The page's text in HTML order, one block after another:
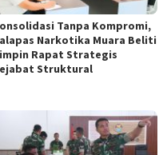
Tanpa Kompromi,
Narkotika Muara Beliti
Rapat Strategis
Struktural